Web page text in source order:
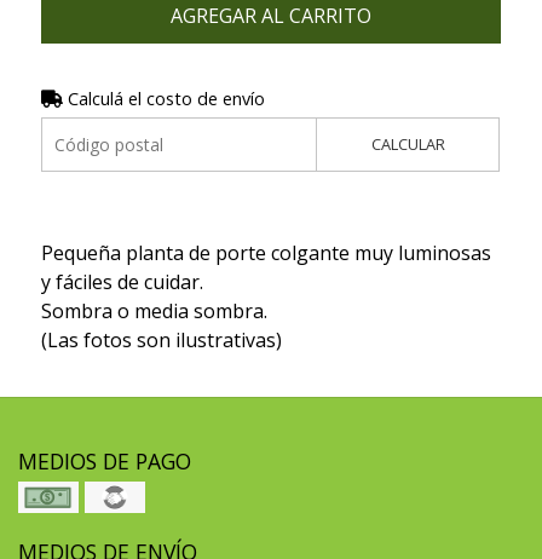
AGREGAR AL CARRITO
Calculá el costo de envío
CALCULAR
Pequeña planta de porte colgante muy luminosas
y fáciles de cuidar.
Sombra o media sombra.
(Las fotos son ilustrativas)
MEDIOS DE PAGO
MEDIOS DE ENVÍO